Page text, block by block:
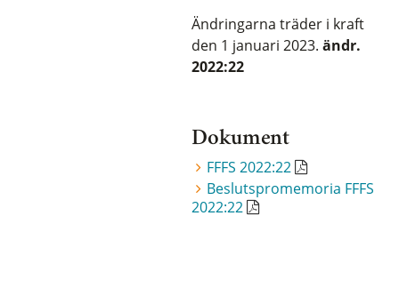
Ändringarna träder i kraft
den 1 januari 2023.ändr.
2022:22
Dokument
FFFS 2022:22
Beslutspromemoria FFFS
2022:22